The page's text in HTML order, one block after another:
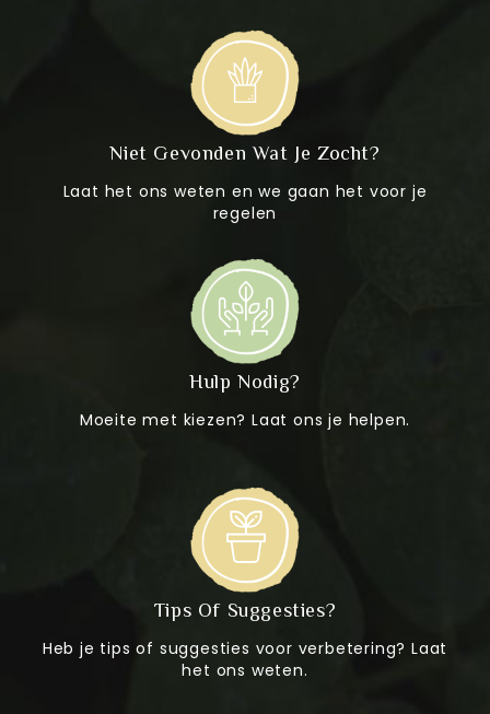
Niet Gevonden Wat Je Zocht?
Laat het ons weten en we gaan het voor je
regelen
Hulp Nodig?
Moeite met kiezen? Laat ons je helpen.
Tips Of Suggesties?
Heb je tips of suggesties voor verbetering? Laat
het ons weten.